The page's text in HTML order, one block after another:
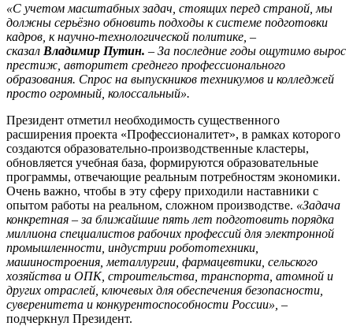
«С учетом масштабных задач, стоящих перед страной, мы
должны серьёзно обновить подходы к системе подготовки
кадров, к научно-технологической политике, –
сказал Владимир Путин. – За последние годы ощутимо вырос
престиж, авторитет среднего профессионального
образования. Спрос на выпускников техникумов и колледжей
просто огромный, колоссальный».
Президент отметил необходимость существенного
расширения проекта «Профессионалитет», в рамках которого
создаются образовательно-производственные кластеры,
обновляется учебная база, формируются образовательные
программы, отвечающие реальным потребностям экономики.
Очень важно, чтобы в эту сферу приходили наставники с
опытом работы на реальном, сложном производстве. «Задача
конкретная – за ближайшие пять лет подготовить порядка
миллиона специалистов рабочих профессий для электронной
промышленности, индустрии робототехники,
машиностроения, металлургии, фармацевтики, сельского
хозяйства и ОПК, строительства, транспорта, атомной и
других отраслей, ключевых для обеспечения безопасности,
суверенитета и конкурентоспособности России», –
подчеркнул Президент.